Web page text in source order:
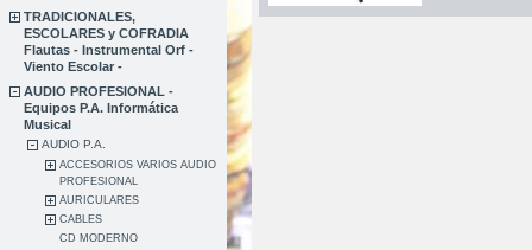
TRADICIONALES,
ESCOLARES y COFRADIA
Flautas - Instrumental Orf -
Viento Escolar -
AUDIO PROFESIONAL -
Equipos P.A. Informática
Musical
AUDIO P.A.
ACCESORIOS VARIOS AUDIO
PROFESIONAL
AURICULARES
CABLES
CD MODERNO